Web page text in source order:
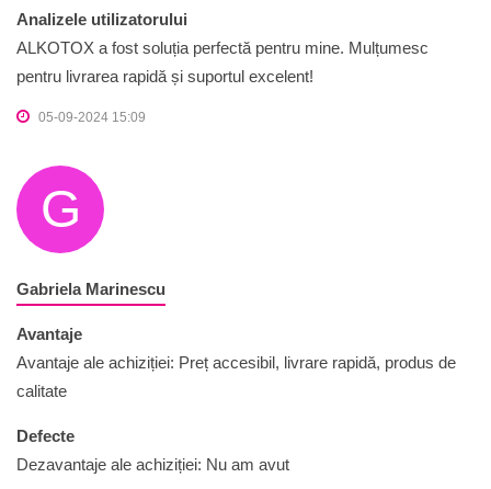
Analizele utilizatorului
ALKOTOX a fost soluția perfectă pentru mine. Mulțumesc
pentru livrarea rapidă și suportul excelent!
05-09-2024 15:09
G
Gabriela Marinescu
Avantaje
Avantaje ale achiziției: Preț accesibil, livrare rapidă, produs de
calitate
Defecte
Dezavantaje ale achiziției: Nu am avut